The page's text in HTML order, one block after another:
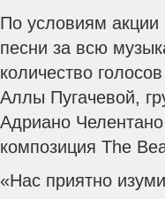
По условиям
песни за всю
количество
Аллы Пугачевой,
Адриано
композиция The
«Нас приятно